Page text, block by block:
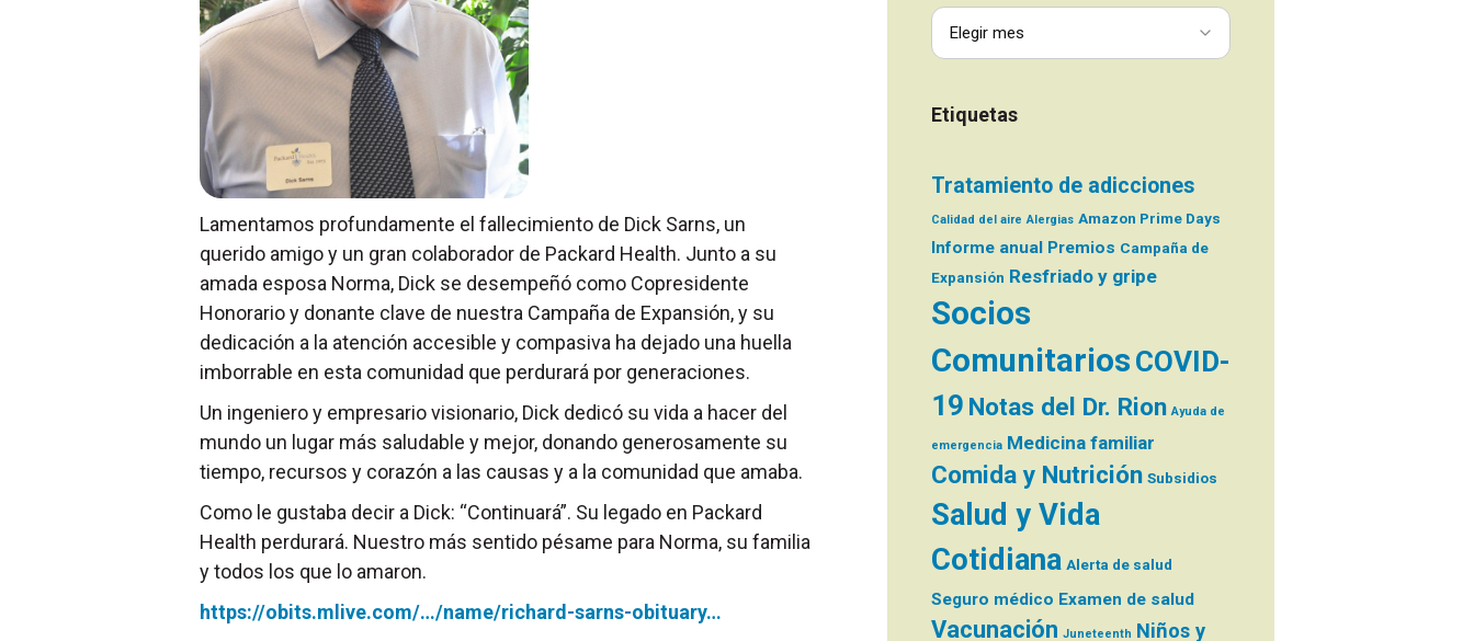
Lamentamos profundamente el fallecimiento de Dick Sarns, un
querido amigo y un gran colaborador de Packard Health. Junto a su
amada esposa Norma, Dick se desempeñó como Copresidente
Honorario y donante clave de nuestra Campaña de Expansión, y su
dedicación a la atención accesible y compasiva ha dejado una huella
imborrable en esta comunidad que perdurará por generaciones.
Un ingeniero y empresario visionario, Dick dedicó su vida a hacer del
mundo un lugar más saludable y mejor, donando generosamente su
tiempo, recursos y corazón a las causas y a la comunidad que amaba.
Como le gustaba decir a Dick: “Continuará”. Su legado en Packard
Health perdurará. Nuestro más sentido pésame para Norma, su familia
y todos los que lo amaron.
https://obits.mlive.com/…/name/richard-sarns-obituary…
Etiquetas
Tratamiento de adicciones
Calidad del aire Alergias Amazon Prime Days
Informe anual Premios Campaña de
Expansión Resfriado y gripe
Socios
Comunitarios COVID-
19 Notas del Dr. Rion Ayuda de
emergencia Medicina familiar
Comida y Nutrición Subsidios
Salud y Vida
Cotidiana Alerta de salud
Seguro médico Examen de salud
Vacunación Juneteenth Niños y